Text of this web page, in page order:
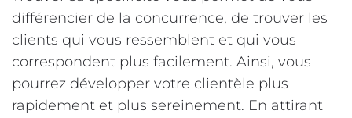
différencier de la concurrence, de trouver les
clients qui vous ressemblent et qui vous
correspondent plus facilement. Ainsi, vous
pourrez développer votre clientèle plus
rapidement et plus sereinement. En attirant